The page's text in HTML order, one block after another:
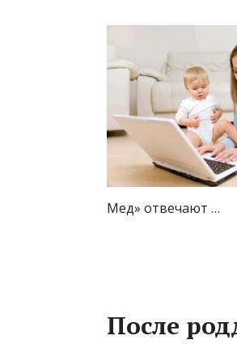
Мед» отвечают …
После